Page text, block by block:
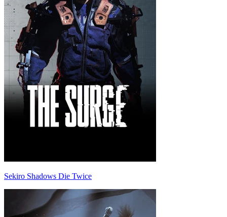
Sekiro Shadows Die Twice